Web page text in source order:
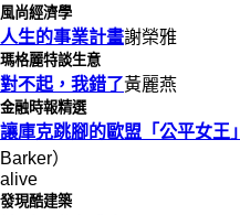
風尚經濟學
人生的事業計畫謝榮雅
瑪格麗特談生意
對不起，我錯了黃麗燕
金融時報精選
讓庫克跳腳的歐盟「公平女王」
Barker）
alive
發現酷建築